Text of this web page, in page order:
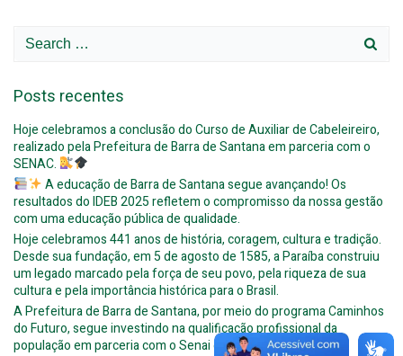
Search
Posts recentes
Hoje celebramos a conclusão do Curso de Auxiliar de Cabeleireiro,
realizado pela Prefeitura de Barra de Santana em parceria com o
SENAC.
A educação de Barra de Santana segue avançando! Os
resultados do IDEB 2025 refletem o compromisso da nossa gestão
com uma educação pública de qualidade.
Hoje celebramos 441 anos de história, coragem, cultura e tradição.
Desde sua fundação, em 5 de agosto de 1585, a Paraíba construiu
um legado marcado pela força de seu povo, pela riqueza de sua
cultura e pela importância histórica para o Brasil.
A Prefeitura de Barra de Santana, por meio do programa Caminhos
do Futuro, segue investindo na qualificação profissional da
população em parceria com o Senai e o Instituto Alpargatas.